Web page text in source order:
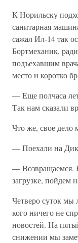
К Норильску
санитарная
сажал Ил-14 так
Бортмеханик,
подъехавшим
место и коротко
— Еще полчаса
Так нам сказали
Что же, свое дело
— Поехали на
— Возвращаемся.
загрузке, пойдем
Четверо суток мы
кого ничего не
новостей. На
снижении мы